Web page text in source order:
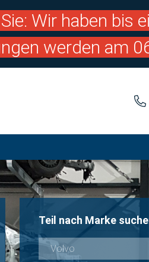
Wir haben bis
werden am
Teil nach Marke